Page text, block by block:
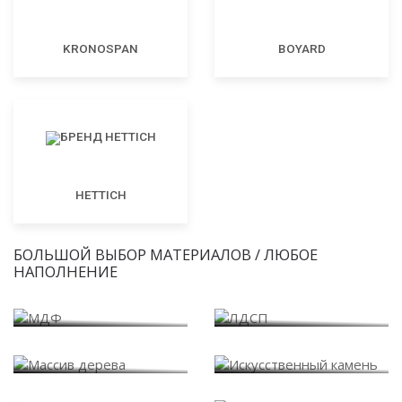
KRONOSPAN BOYARD
HETTICH
БОЛЬШОЙ ВЫБОР МАТЕРИАЛОВ / ЛЮБОЕ
НАПОЛНЕНИЕ